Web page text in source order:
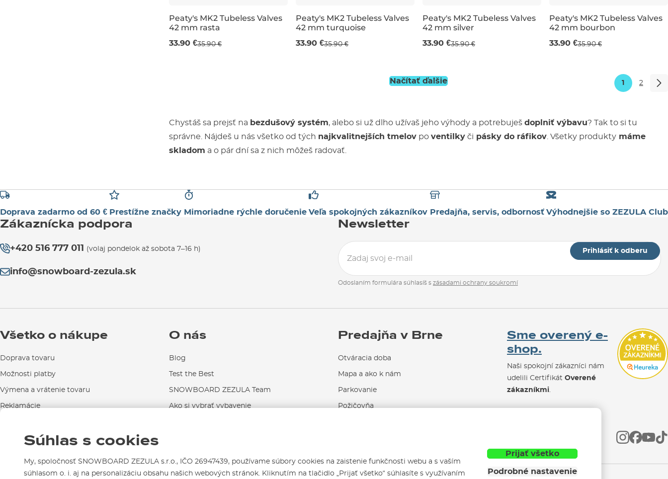
Peaty's MK2 Tubeless Valves
42 mm rasta
33.90 €35.90 €
Peaty's MK2 Tubeless Valves
42 mm turquoise
33.90 €35.90 €
Peaty's MK2 Tubeless Valves
42 mm silver
33.90 €35.90 €
Peaty's MK2 Tubeless Valves
42 mm bourbon
33.90 €35.90 €
Načítať ďalšie 1 2
Chystáš sa prejsť na bezdušový systém, alebo si už dlho užívaš jeho výhody a potrebuješ doplniť výbavu? Tak to si tu
správne. Nájdeš u nás všetko od tých najkvalitnejších tmelovpo ventilkyči pásky do ráfikov. Všetky produktymáme
skladom a o pár dní sa z nich môžeš radovať.
Doprava zadarmo od 60 € Prestížne značky Mimoriadne rýchle doručenie Veľa spokojných zákazníkov Predajňa, servis, odbornosť Výhodnejšie so ZEZULA Club
Zákaznícka podpora
+420 516 777 011 (volaj pondelok až sobota 7–16 h)
info@snowboard-zezula.sk
Newsletter
Prihlásiť k odberu
Odoslaním formulára súhlasíš s zásadami ochrany soukromí
Všetko o nákupe
Doprava tovaru
Možnosti platby
Výmena a vrátenie tovaru
Reklamácie
Kontakty
O nás
Blog
Test the Best
SNOWBOARD ZEZULA Team
Ako si vybrať vybavenie
Predajňa v Brne
Otváracia doba
Mapa a ako k nám
Parkovanie
Požičovňa
Sme overený e-
shop.
Naši spokojní zákazníci nám
udelili Certifikát Overené
zákazníkmi.
Súhlas s cookies
My, spoločnosť SNOWBOARD ZEZULA s.r.o., IČO 26947439, používame súbory cookies na zaistenie funkčnosti webu a s vaším
súhlasom o. i. aj na personalizáciu obsahu našich webových stránok. Kliknutím na tlačidlo „Prijať všetko“ súhlasíte s využívaním
Prijať všetko
Podrobné nastavenie